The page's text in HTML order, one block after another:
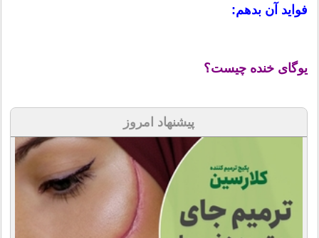
فواید آن بدهم:
یوگای خنده چیست؟
پیشنهاد امروز